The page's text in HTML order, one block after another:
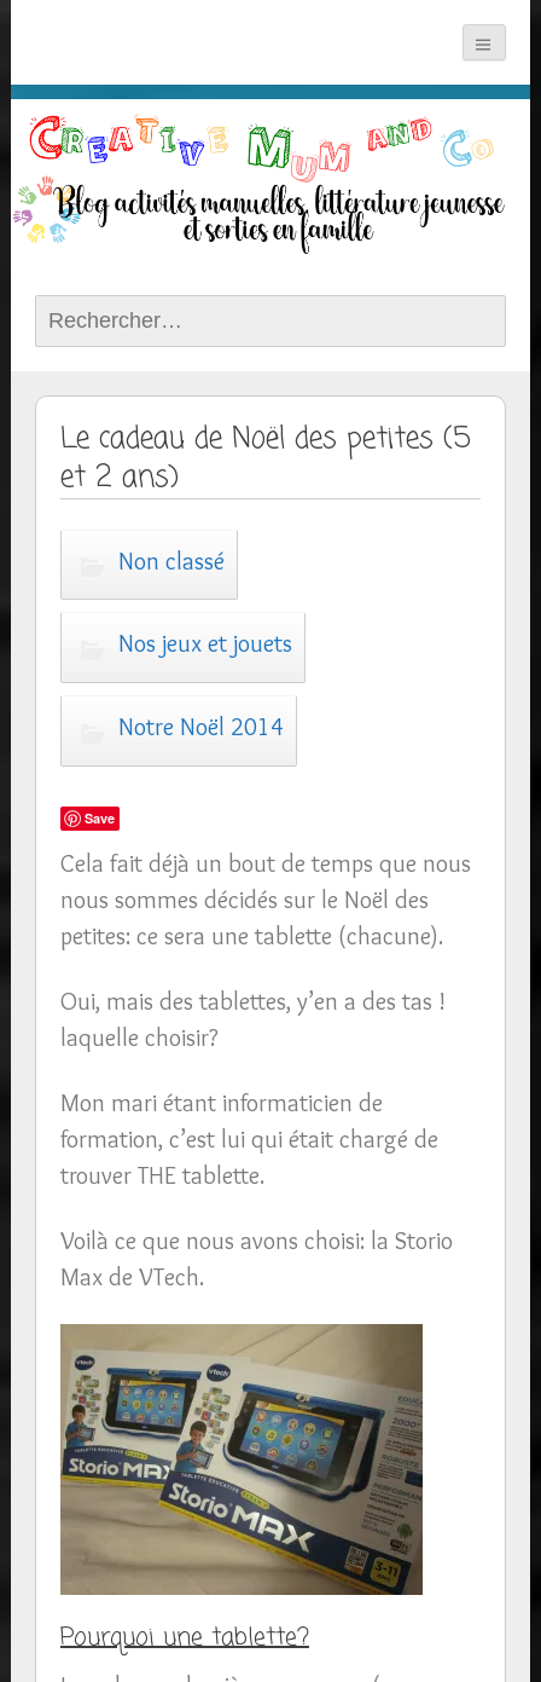
Rechercher :
Le cadeau de Noël des petites (5
et 2 ans)
Non classé
Nos jeux et jouets
Notre Noël 2014
Save
Cela fait déjà un bout de temps que nous
nous sommes décidés sur le Noël des
petites: ce sera une tablette (chacune).
Oui, mais des tablettes, y’en a des tas !
laquelle choisir?
Mon mari étant informaticien de
formation, c’est lui qui était chargé de
trouver THE tablette.
Voilà ce que nous avons choisi: la Storio
Max de VTech.
Pourquoi une tablette?